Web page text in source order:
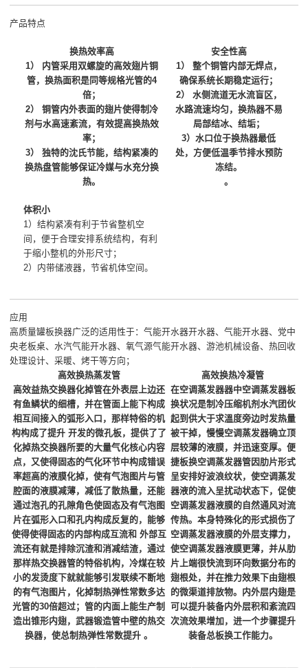
产品特点
换热效率高
1） 内管采用双螺旋的高效翅片铜
管，换热面积是同等规格光管的4
倍；
2） 铜管内外表面的翅片使得制冷
剂与水高速紊流，有效提高换热效
率；
3） 独特的沈氏节能，结构紧凑的
换热盘管能够保证冷媒与水充分换
热。
安全性高
1） 整个铜管内部无焊点，
确保系统长期稳定运行；
2） 水侧流道无水流盲区，
水路流速均匀，换热器不易
局部结冰、结垢；
3）水口位于换热器最低
处，方便低温季节排水预防
冻结。
。
体积小
1）结构紧凑有利于节省整机空
间，便于合理安排系统结构，有利
于缩小整机的外形尺寸；
2）内带储液器，节省机体空间。
应用
高质量罐板换器广泛的适用性于：气能开水器开水器、气能开水器、党中
央老板桌、水汽气能开水器、氧气源气能开水器、游池机械设备、热回收
处理设计、采暖、烤干等方向；
高效换热蒸发管
高效益热交换器化掉管在外表层上边还
有鱼鳞状的细槽，并在管面上能下构成
相互间接入的弧形入口，那样特俗的机
构构成了提升 开发的微孔板，提供了了
化掉热交换器所要的大量气化核心内容
点，又使得固态的气化环节中构成错误
率超高的液膜化掉，使有气泡图片与管
腔面的液膜减薄，减低了散热量，还能
通过泡孔的孔隙角色使固态及有气泡图
片在弧形入口和孔内构成反复的，能够
使得使得固态的内部构成互流和 外部互
流还有就是排除沉渣和消减结渣，通过
那样热交换器管的特俗机构，冷煤在较
小的发烫度下就就能够引发联续不断地
的有气泡图片，化掉制热弹性常数多达
光管的30倍超过；管的内面上能生产制
造出锥形内翅，武器锻造管中壁的热交
换器，使总制热弹性常数提升 。
高效换热冷凝管
在空调蒸发器器中空调蒸发器板
换状况是制冷压缩机剂水汽团伙
起到供大于求溫度旁边时发热量
被干掉，慢慢空调蒸发器确立顶
层较薄的液膜，并迅速变厚。便
捷板换空调蒸发器管因肋片形式
呈安排好波浪纹状，使空调蒸发
器液的流入呈扰动状态下，促使
空调蒸发器液膜的自然通风对流
传热。本身特殊化的形式损伤了
空调蒸发器液膜的外层支撑力，
使空调蒸发器液膜更薄，并从肋
片上端很快流到环向数据分布的
翅根处，并在推力效果下由翅根
的微渠道排放物。内外层内翅是
可以提升装备内外层积和紊流四
次流效果增加，进一个步骤提升
装备总板换工作能力。